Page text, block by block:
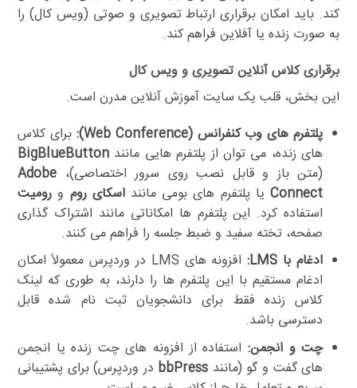
کند. باید امکان برقراری ارتباط تصویری و صوتی (ویس کال) را
به صورت زنده یا آفلاین فراهم کند.
برقراری کلاس آنلاین تصویری و ویس کال
این بخش، قلب یک سایت آموزش آنلاین مدرن است.
پلتفرم های وب کنفرانس (Web Conference):
برای کلاس
های زنده، می توان از پلتفرم هایی مانند BigBlueButton
(متن باز و قابل نصب روی سرور اختصاصی)، Adobe
Connectیا پلتفرم های بومی ماننداسکای روم و رومیت
استفاده کرد. این پلتفرم ها امکاناتی مانند اشتراک گذاری
صفحه، تخته سفید و ضبط جلسه را فراهم می کنند.
ادغام با LMS:
افزونه های LMS در وردپرس معمولاً امکان
ادغام مستقیم با این پلتفرم ها را دارند، به طوری که لینک
کلاس زنده فقط برای دانشجویان ثبت نام شده قابل
دسترسی باشد.
چت و انجمن: استفاده از افزونه های چت زنده یا انجمن
های گفت و گو (مانند bbPress در وردپرس) برای پشتیبانی